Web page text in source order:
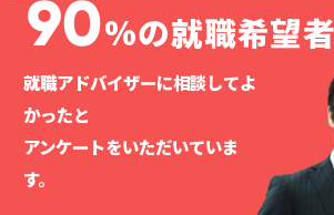
90%の就職希望
就職アドバイザーに相談してよ
かったと
アンケートをいただいていま
す。